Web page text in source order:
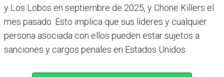
y Los Lobos en septiembre de 2025, y Chone Killers el
mes pasado. Esto implica que sus líderes y cualquier
persona asociada con ellos pueden estar sujetos a
sanciones y cargos penales en Estados Unidos.